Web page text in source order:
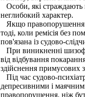
Особи, які страждають
неглибокий характер.
Якщо правопорушення
тоді, коли ремісія без
пов'язана із судово-
При виникненні
від відбування
здійснення примусових
Під час судово-
депресивними і
правопорушення, ніж